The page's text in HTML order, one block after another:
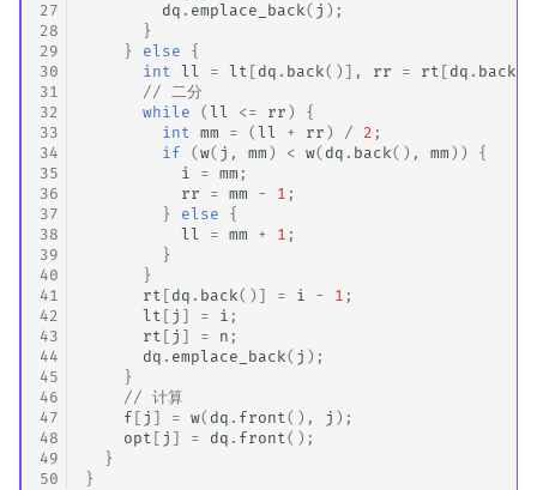
27
28
29
30
31
32
33
34
35
36
37
38
39
40
41
42
43
44
45
46
47
48
49
50
dq . emplace_back( j );
}
}
else
{
int
ll = lt [ dq . back()], rr = rt [ dq . back
// 二分
while
(ll <= rr )
{
int
mm = (ll + rr ) / 2 ;
if
(w( j , mm ) < w( dq . back(), mm ))
{
i
= mm ;
rr
= mm - 1 ;
}
else
{
ll
= mm + 1 ;
}
}
rt [ dq . back()] = i - 1 ;
lt [ j ] = i ;
rt [ j ] = n ;
dq . emplace_back( j );
}
// 计算
f [ j ] = w( dq . front(), j );
opt [ j ] = dq . front();
}
}